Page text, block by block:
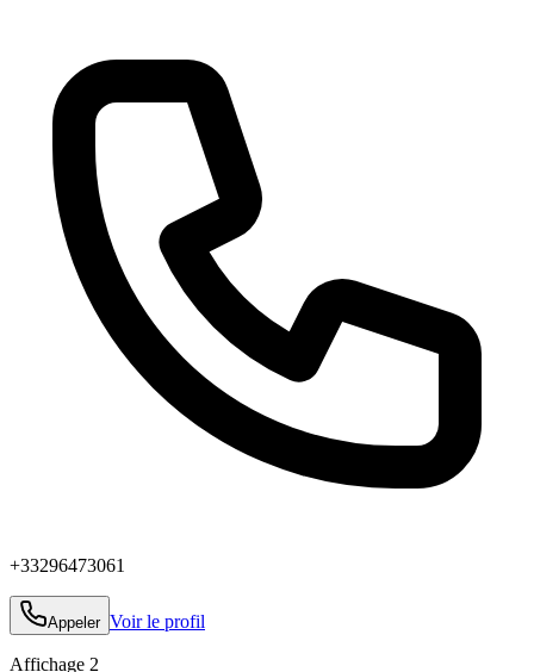
+33296473061
Appeler Voir le profil
Affichage 2